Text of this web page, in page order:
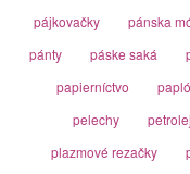
pájkovačky
pánska
pánty
páske saká
papierníctvo
pelechy
plazmové rezačky